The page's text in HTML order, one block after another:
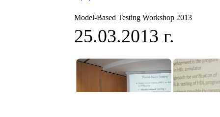
Model-Based Testing Workshop 2013
25.03.2013 г.